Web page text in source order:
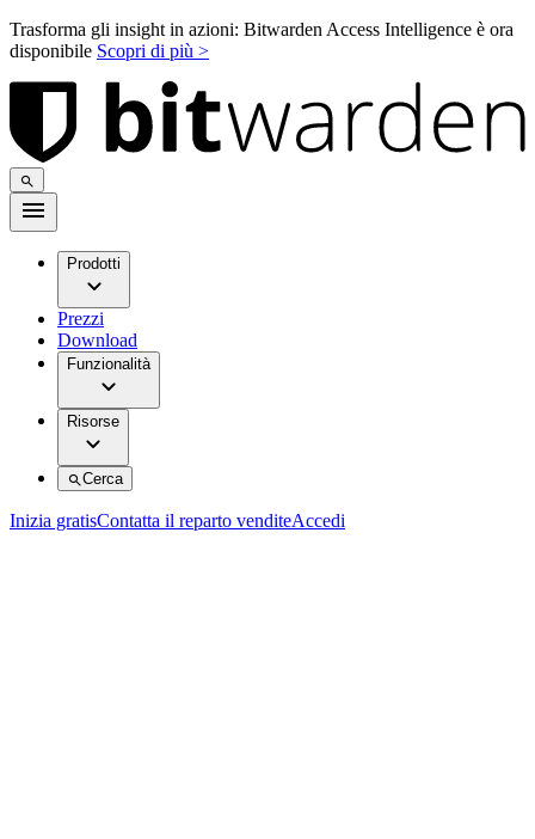
Trasforma gli insight in azioni: Bitwarden Access Intelligence è ora
disponibile Scopri di più >
Prodotti
Prezzi
Download
Funzionalità
Risorse
Cerca
Inizia gratisContatta il reparto venditeAccedi